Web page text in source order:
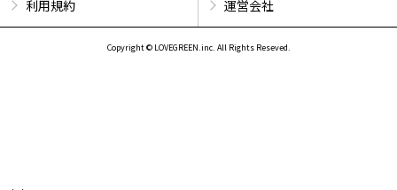
利用規約 運営会社
Copyright © LOVEGREEN.inc. All Rights Reseved.